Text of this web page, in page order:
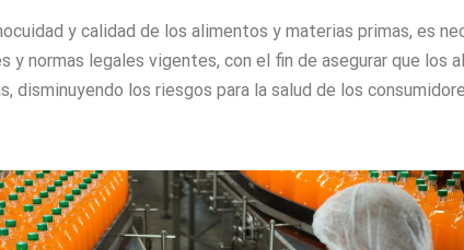
y calidad de los alimentos y materias primas, es
y normas legales vigentes, con el fin de asegurar que
disminuyendo los riesgos para la salud de los